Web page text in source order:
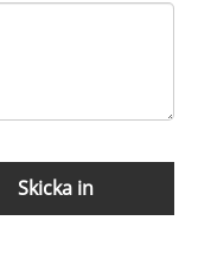
Skicka in